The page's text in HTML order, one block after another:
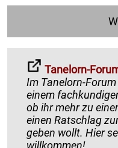
Tanelorn-
Im Tanelorn-
einem
ob ihr mehr zu einem Produkt wissen wollt¸
einen Ratschlag
geben wollt. Hier seid ihr